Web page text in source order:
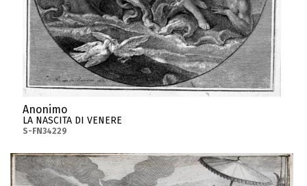
Anonimo
LA NASCITA DI VENERE
S-FN34229